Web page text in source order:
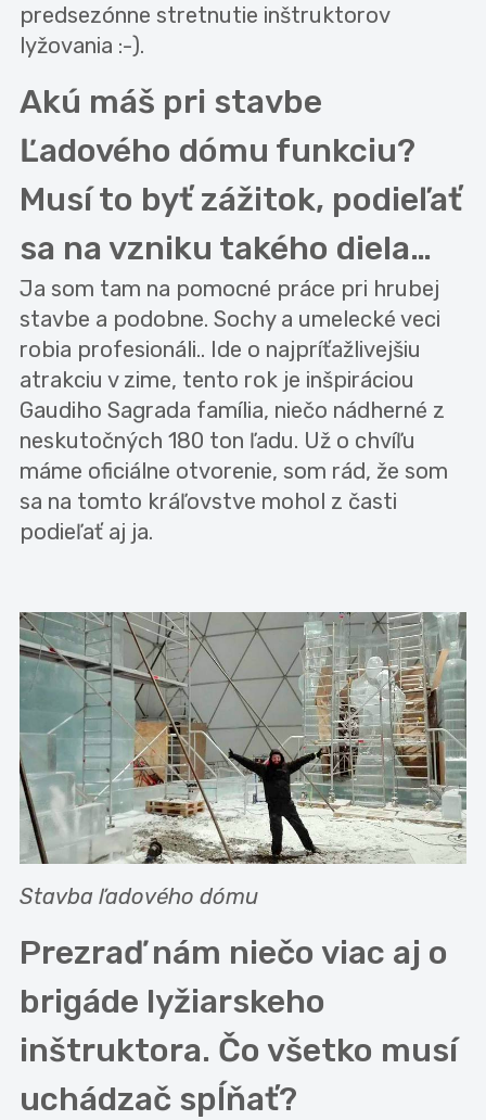
predsezónne stretnutie inštruktorov
lyžovania :-).
Akú máš pri stavbe
Ľadového dómu funkciu?
Musí to byť zážitok, podieľať
sa na vzniku takého diela…
Ja som tam na pomocné práce pri hrubej
stavbe a podobne. Sochy a umelecké veci
robia profesionáli.. Ide o najpríťažlivejšiu
atrakciu v zime, tento rok je inšpiráciou
Gaudiho Sagrada família, niečo nádherné z
neskutočných 180 ton ľadu. Už o chvíľu
máme oficiálne otvorenie, som rád, že som
sa na tomto kráľovstve mohol z časti
podieľať aj ja.
Stavba ľadového dómu
Prezraď nám niečo viac aj o
brigáde lyžiarskeho
inštruktora. Čo všetko musí
uchádzač spĺňať?